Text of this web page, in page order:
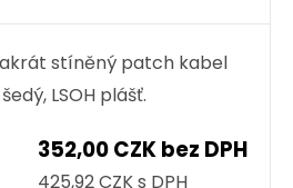
stíněný patch kabel
LSOH plášť.
352,00 CZK bez DPH
425,92 CZK s DPH